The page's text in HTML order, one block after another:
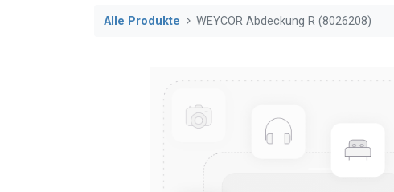
Alle Produkte WEYCOR Abdeckung R (8026208)